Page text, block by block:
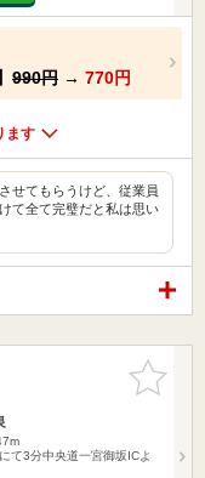
990円 → 770円
ます
せてもらうけど、従業員
て全て完璧だと私は思い
お気に入
りに追加
て3分中央道一宮御坂ICよ